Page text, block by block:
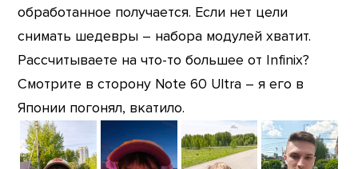
обработанное получается. Если нет цели
снимать шедевры – набора модулей хватит.
Рассчитываете на что-то большее от Infinix?
Смотрите в сторону Note 60 Ultra – я его в
Японии погонял, вкатило.